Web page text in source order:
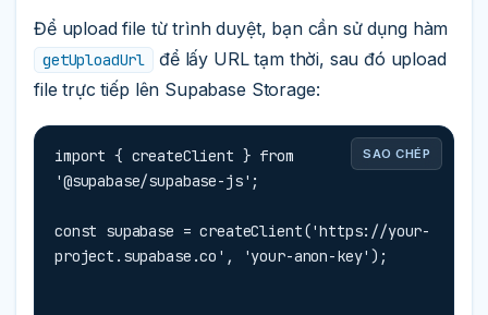
Để upload file từ trình duyệt, bạn cần sử dụng hàm
getUploadUrl
để lấy URL tạm thời, sau đó upload
file trực tiếp lên Supabase Storage:
SAO CHÉP
import { createClient } from
'@supabase/supabase-js';
const supabase = createClient('https://your-
project.supabase.co', 'your-anon-key');